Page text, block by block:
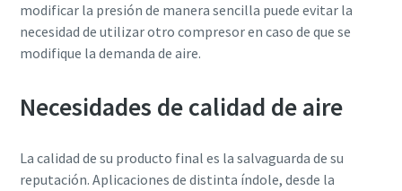
modificar la presión de manera sencilla puede evitar la
necesidad de utilizar otro compresor en caso de que se
modifique la demanda de aire.
Necesidades de calidad de aire
La calidad de su producto final es la salvaguarda de su
reputación. Aplicaciones de distinta índole, desde la